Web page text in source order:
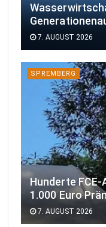
7. AUGUST 2026
SPREMBERG
Hunderte
1.000 Euro
7. AUGUST 2026